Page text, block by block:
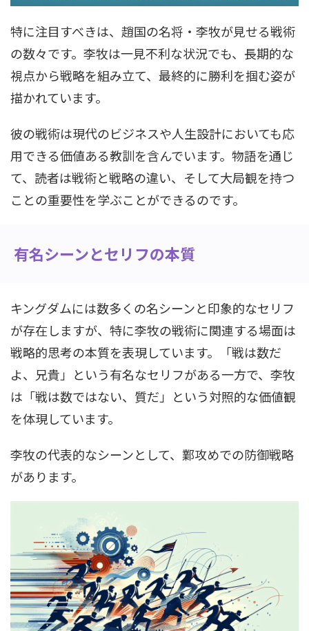
特に注目すべきは、趙国の名将・李牧が見せる戦術
の数々です。李牧は一見不利な状況でも、長期的な
視点から戦略を組み立て、最終的に勝利を掴む姿が
描かれています。
彼の戦術は現代のビジネスや人生設計においても応
用できる価値ある教訓を含んでいます。物語を通じ
て、読者は戦術と戦略の違い、そして大局観を持つ
ことの重要性を学ぶことができるのです。
有名シーンとセリフの本質
キングダムには数多くの名シーンと印象的なセリフ
が存在しますが、特に李牧の戦術に関連する場面は
戦略的思考の本質を表現しています。「戦は数だ
よ、兄貴」という有名なセリフがある一方で、李牧
は「戦は数ではない、質だ」という対照的な価値観
を体現しています。
李牧の代表的なシーンとして、鄴攻めでの防御戦略
があります。